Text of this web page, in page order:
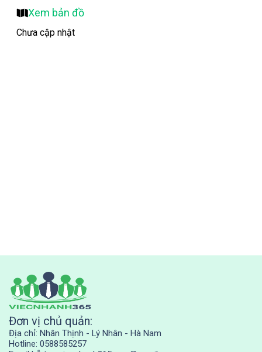
Xem bản đồ
Chưa cập nhật
Đơn vị chủ quản:
Địa chỉ: Nhân Thịnh - Lý Nhân - Hà Nam
Hotline: 0588585257